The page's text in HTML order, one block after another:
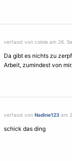
verfasst von colole am 26.
Da gibt es nichts zu
Arbeit, zumindest von
verfasst von Nadine123 am
schick das ding